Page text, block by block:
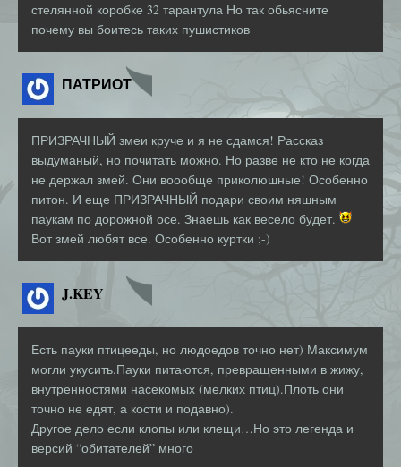
стелянной коробке 32 тарантула Но так обьясните
почему вы боитесь таких пушистиков
ПАТРИОТ
ПРИЗРАЧНЫЙ змеи круче и я не сдамся! Рассказ
выдуманый, но почитать можно. Но разве не кто не когда
не держал змей. Они воообще приколюшные! Особенно
питон. И еще ПРИЗРАЧНЫЙ подари своим няшным
паукам по дорожной осе. Знаешь как весело будет.
Вот змей любят все. Особенно куртки ;-)
J.KEY
Есть пауки птицееды, но людоедов точно нет) Максимум
могли укусить.Пауки питаются, превращенными в жижу,
внутренностями насекомых (мелких птиц).Плоть они
точно не едят, а кости и подавно).
Другое дело если клопы или клещи…Но это легенда и
версий “обитателей” много